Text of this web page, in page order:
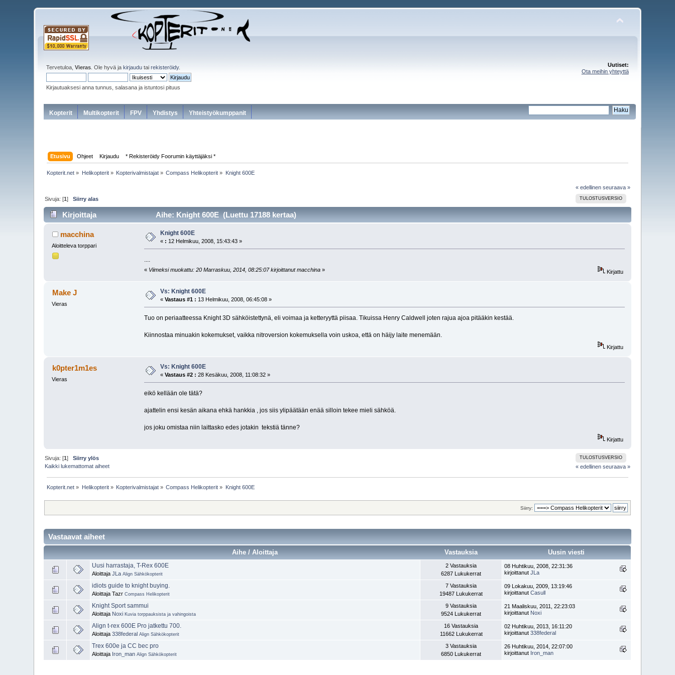
Tervetuloa,Vieras . Ole hyvä jakirjaudu tairekisteröidy.
Kirjautuaksesi anna tunnus, salasana ja istuntosi pituus
Uutiset:
Ota meihin yhteyttä
Kopterit Multikopterit FPV Yhdistys Yhteistyökumppanit
Etusivu Ohjeet Kirjaudu * Rekisteröidy Foorumin käyttäjäksi *
Kopterit.net » Helikopterit» Kopterivalmistajat » Compass Helikopterit » Knight 600E
« edellinen seuraava »
TULOSTUSVERSIO
Sivuja: [1]Siirry alas
Kirjoittaja Aihe: Knight 600E (Luettu 17188 kertaa)
macchina
Aloitteleva torppari
Knight 600E
« : 12 Helmikuu, 2008, 15:43:43 »
« Viimeksi muokattu: 20 Marraskuu, 2014, 08:25:07 kirjoittanut macchina» Kirjattu
Make J
Vieras
Vs: Knight 600E
«Vastaus #1 : 13 Helmikuu, 2008, 06:45:08 »
Tuo on periaatteessa Knight 3D sähköistettynä, eli voimaa ja ketteryyttä piisaa. Tikuissa Henry Caldwell joten rajua ajoa pitääkin kestää.
Kiinnostaa minuakin kokemukset, vaikka nitroversion kokemuksella voin uskoa, että on häijy laite menemään.
Kirjattu
k0pter1m1es
Vieras
Vs: Knight 600E
«Vastaus #2 : 28 Kesäkuu, 2008, 11:08:32 »
eikö kellään ole tätä?
ajattelin ensi kesän aikana ehkä hankkia , jos siis ylipäätään enää silloin tekee mieli sähköä.
jos joku omistaa niin laittasko edes jotakin tekstiä tänne?
Kirjattu
TULOSTUSVERSIO
Sivuja: [1]Siirry ylös
Kaikki lukemattomat aiheet
« edellinen seuraava »
Kopterit.net » Helikopterit» Kopterivalmistajat » Compass Helikopterit » Knight 600E
Siirry:
Vastaavat aiheet
Aihe / Aloittaja Vastauksia Uusin viesti
Uusi harrastaja, T-Rex 600E
AloittajaJLa Align Sähkökopterit
2 Vastauksia
6287 Lukukerrat
08 Huhtikuu, 2008, 22:31:36
kirjoittanutJLa
idiots guide to knight buying.
Aloittaja TazrCompass Helikopterit
7 Vastauksia
19487 Lukukerrat
09 Lokakuu, 2009, 13:19:46
kirjoittanutCasull
Knight Sport sammui
Aloittaja Noxi Kuvia torppauksista ja vahingoista
9 Vastauksia
9524 Lukukerrat
21 Maaliskuu, 2011, 22:23:03
kirjoittanut Noxi
Align t-rex 600E Pro jatkettu 700.
Aloittaja338federal Align Sähkökopterit
16 Vastauksia
11662 Lukukerrat
02 Huhtikuu, 2013, 16:11:20
kirjoittanut338federal
Trex 600e ja CC bec pro
Aloittaja Iron_man Align Sähkökopterit
3 Vastauksia
6850 Lukukerrat
26 Huhtikuu, 2014, 22:07:00
kirjoittanut Iron_man